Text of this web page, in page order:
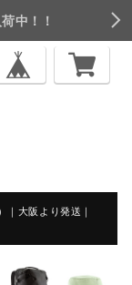
中！！
｜大阪より発送｜